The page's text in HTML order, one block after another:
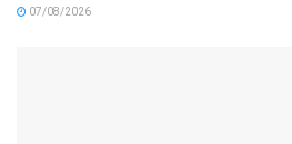
07/08/2026